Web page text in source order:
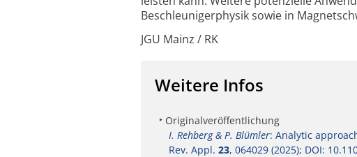
Beschleunigerphysik sowie in
JGU Mainz / RK
Weitere Infos
Originalveröffentlichung
I. Rehberg & P. Blümler: Analytic
Rev. Appl. 23, 064029 (2025); DOI: